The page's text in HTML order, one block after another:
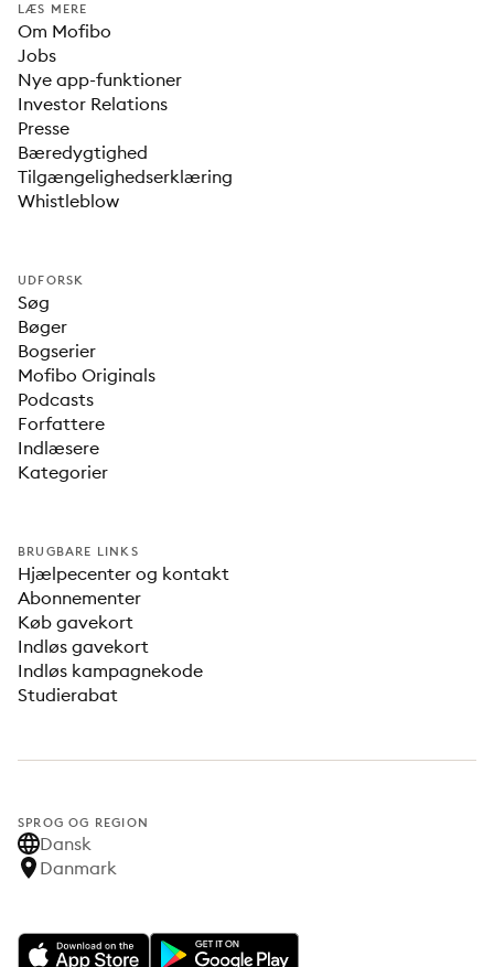
LÆS MERE
Om Mofibo
Jobs
Nye app-funktioner
Investor Relations
Presse
Bæredygtighed
Tilgængelighedserklæring
Whistleblow
UDFORSK
Søg
Bøger
Bogserier
Mofibo Originals
Podcasts
Forfattere
Indlæsere
Kategorier
BRUGBARE LINKS
Hjælpecenter og kontakt
Abonnementer
Køb gavekort
Indløs gavekort
Indløs kampagnekode
Studierabat
SPROG OG REGION
Dansk
Danmark